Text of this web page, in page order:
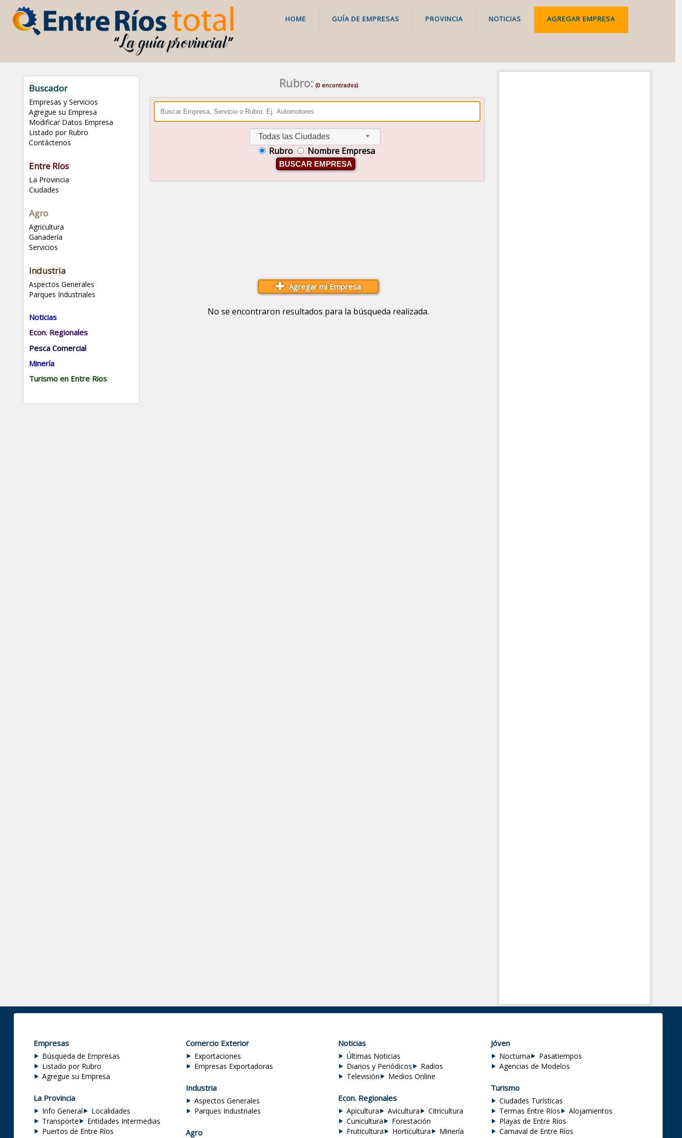
HOME GUÍA DE EMPRESAS PROVINCIA NOTICIAS AGREGAR EMPRESA
Buscador
Empresas y Servicios
Agregue su Empresa
Modificar Datos Empresa
Listado por Rubro
Contáctenos
Entre Ríos
La Provincia
Ciudades
Agro
Agricultura
Ganadería
Servicios
Industria
Aspectos Generales
Parques Industriales
Noticias
Econ. Regionales
Pesca Comercial
Minería
Turismo en Entre Rios
Rubro: (0 encontrados)
Todas las Ciudades
Rubro Nombre Empresa
BUSCAR EMPRESA
Agregar mi Empresa
No se encontraron resultados para la búsqueda realizada.
Empresas
Búsqueda de Empresas
Listado por Rubro
Agregue su Empresa
La Provincia
Info General
Localidades
Transporte
Entidades Intermedias
Puertos de Entre Ríos
Comercio Exterior
Exportaciones
Empresas Exportadoras
Industria
Aspectos Generales
Parques Industriales
Agro
Noticias
Últimas Noticias
Diarios y Periódicos
Radios
Televisión
Medios Online
Econ. Regionales
Apicultura Avicultura
Citricultura
Cunicultura
Forestación
Fruticultura
Horticultura
Minería
Jóven
Nocturna
Pasatiempos
Agencias de Modelos
Turismo
Ciudades Turísticas
Termas Entre Ríos
Alojamientos
Playas de Entre Ríos
Carnaval de Entre Ríos